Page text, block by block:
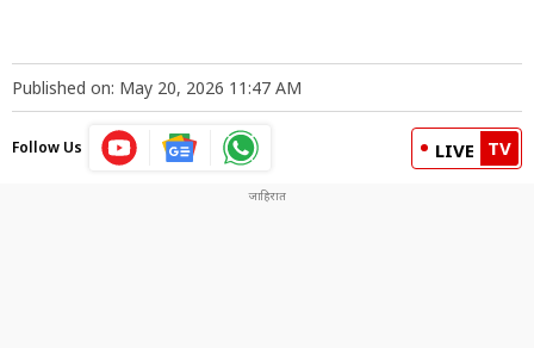
Published on: May 20, 2026 11:47 AM
Follow Us LIVE TV